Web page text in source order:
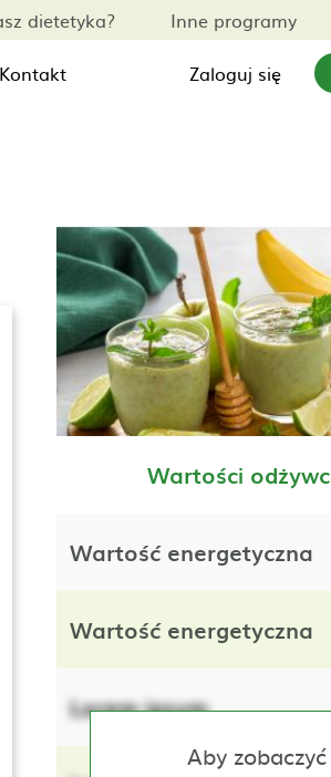
dietetyka? Inne programy
Kontakt Zaloguj się
Wartości
Wartość energetyczna
Wartość energetyczna
Lorem ipsum
Aby